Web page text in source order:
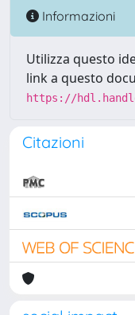
Informazioni
Utilizza questo
link a questo
https://
Citazioni